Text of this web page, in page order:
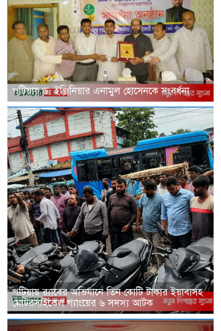
পটিয়ায় ড. ইঞ্জিনিয়ার এনামুল হোসেনকে সংবর্ধনা
পটিয়ায় র‍্যাবের অভিযানে তিন কোটি টাকার ইয়াবাসহ
মোটরসাইকেল গ্যাংয়ের ৬ সদস্য আটক